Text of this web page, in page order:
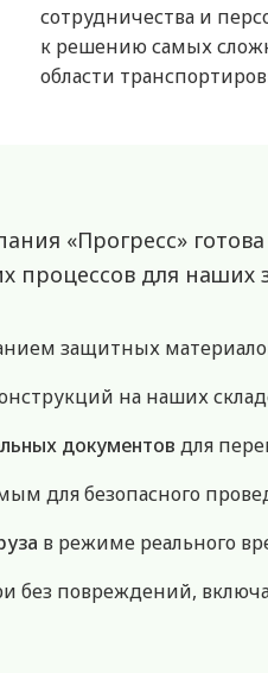
сотрудничества и
к решению самых
области
«Прогресс»
процессов для наших
защитных
на наших
документов для
для безопасного
в режиме реального
без повреждений,